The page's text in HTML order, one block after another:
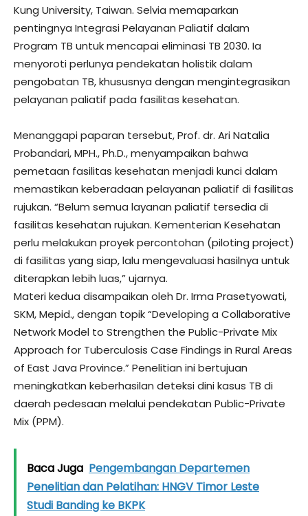
Kung University, Taiwan. Selvia memaparkan
pentingnya Integrasi Pelayanan Paliatif dalam
Program TB untuk mencapai eliminasi TB 2030. Ia
menyoroti perlunya pendekatan holistik dalam
pengobatan TB, khususnya dengan mengintegrasikan
pelayanan paliatif pada fasilitas kesehatan.
Menanggapi paparan tersebut, Prof. dr. Ari Natalia
Probandari, MPH., Ph.D., menyampaikan bahwa
pemetaan fasilitas kesehatan menjadi kunci dalam
memastikan keberadaan pelayanan paliatif di fasilitas
rujukan. “Belum semua layanan paliatif tersedia di
fasilitas kesehatan rujukan. Kementerian Kesehatan
perlu melakukan proyek percontohan (piloting project)
di fasilitas yang siap, lalu mengevaluasi hasilnya untuk
diterapkan lebih luas,” ujarnya.
Materi kedua disampaikan oleh Dr. Irma Prasetyowati,
SKM, Mepid., dengan topik “Developing a Collaborative
Network Model to Strengthen the Public-Private Mix
Approach for Tuberculosis Case Findings in Rural Areas
of East Java Province.” Penelitian ini bertujuan
meningkatkan keberhasilan deteksi dini kasus TB di
daerah pedesaan melalui pendekatan Public-Private
Mix (PPM).
Baca Juga Pengembangan Departemen
Penelitian dan Pelatihan: HNGV Timor Leste
Studi Banding ke BKPK